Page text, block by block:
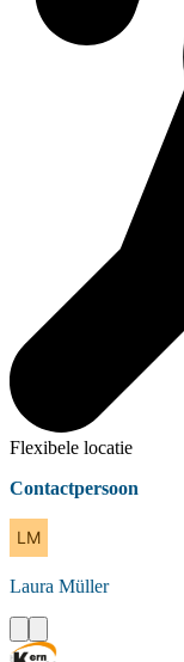
Flexibele locatie
Contactpersoon
Laura Müller